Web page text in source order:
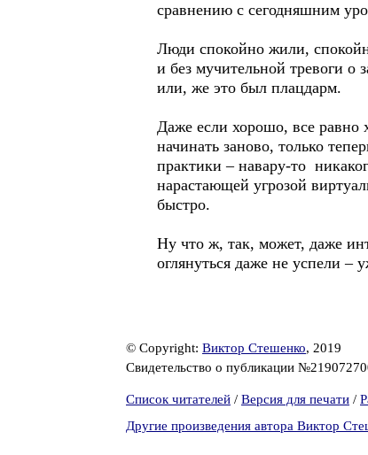
сравнению с сегодняшним
Люди спокойно жили,
и без мучительной тревоги о
или, же это был плацдарм.
Даже если хорошо, все равно
начинать заново, только
практики – навару-то
нарастающей угрозой
быстро.
Ну что ж, так, может, даже
оглянуться даже не успели –
© Copyright: Виктор Стешенко, 2019
Свидетельство о публикации
Список читателей / Версия для печати /
Другие произведения автора Виктор